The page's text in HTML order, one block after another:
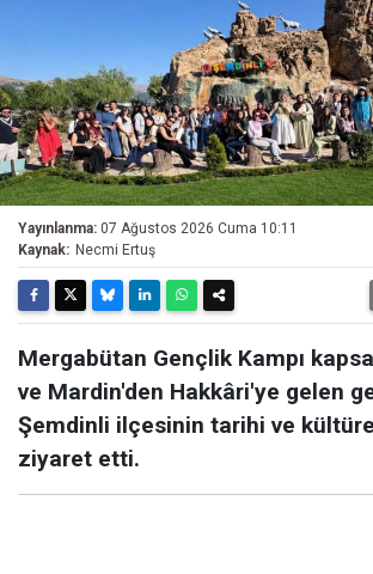
Yayınlanma: 07 Ağustos 2026 Cuma 10:11
Kaynak: Necmi Ertuş
Mergabütan Gençlik Kampı
ve Mardin'den Hakkâri'ye gelen
Şemdinli ilçesinin tarihi ve
ziyaret etti.